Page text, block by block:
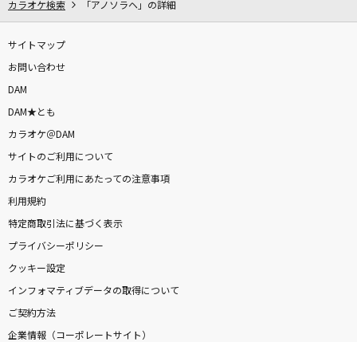
カラオケ検索 「アノソラヘ」の詳細
サイトマップ
お問い合わせ
DAM
DAM★とも
カラオケ＠DAM
サイトのご利用について
カラオケご利用にあたっての注意事項
利用規約
特定商取引法に基づく表示
プライバシーポリシー
クッキー設定
インフォマティブデータの取得について
ご契約方法
企業情報（コーポレートサイト）